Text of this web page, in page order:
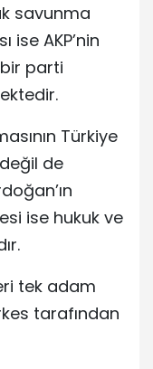
savunma
ise AKP’nin
parti
Türkiye
de
ise hukuk ve
tek adam
tarafından